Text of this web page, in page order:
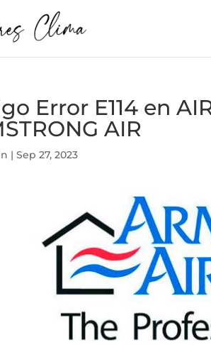
Error E114 en
AIR
|Sep 27, 2023